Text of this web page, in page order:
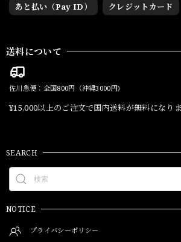
あと払い（Pay ID）
クレジットカード
送料について
佐川急便：全国800円（沖縄3000円)
¥15,000以上のご注文で国内送料が無料になりま
SEARCH
NOTICE
プライバシーポリシー